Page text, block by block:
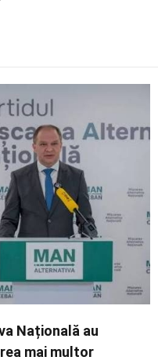
Națională au
mai multor